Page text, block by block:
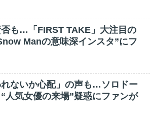
否も…「FIRST TAKE」大注目の
Manの意味深インスタ”にフ
れないか心配」の声も…ソロドー
人気女優の来場”疑惑にファンが